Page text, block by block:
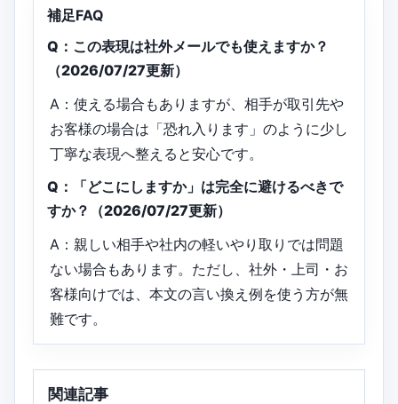
補足FAQ
Q：この表現は社外メールでも使えますか？
（2026/07/27更新）
A：使える場合もありますが、相手が取引先や
お客様の場合は「恐れ入ります」のように少し
丁寧な表現へ整えると安心です。
Q：「どこにしますか」は完全に避けるべきで
すか？（2026/07/27更新）
A：親しい相手や社内の軽いやり取りでは問題
ない場合もあります。ただし、社外・上司・お
客様向けでは、本文の言い換え例を使う方が無
難です。
関連記事